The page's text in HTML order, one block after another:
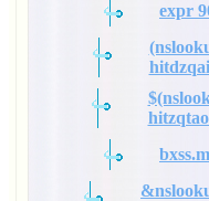
expr